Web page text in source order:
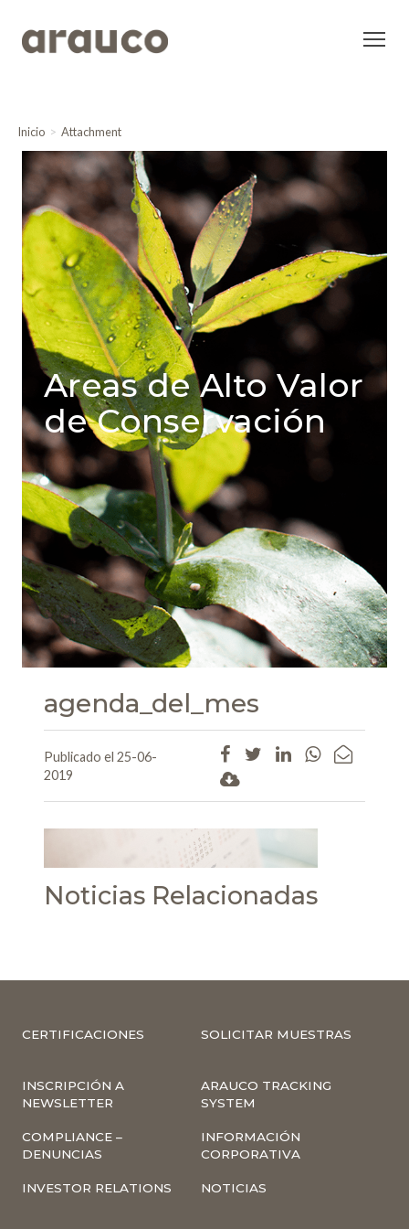
Inicio Attachment
Areas de Alto Valor
de Conservación
agenda_del_mes
Publicado el 25-06-
2019
Noticias Relacionadas
CERTIFICACIONES SOLICITAR MUESTRAS
INSCRIPCIÓN A
NEWSLETTER
ARAUCO TRACKING
SYSTEM
COMPLIANCE –
DENUNCIAS
INFORMACIÓN
CORPORATIVA
INVESTOR RELATIONS NOTICIAS